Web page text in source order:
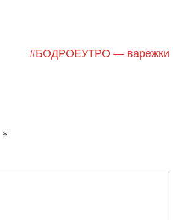
#БОДРОЕУТРО — варежки
*